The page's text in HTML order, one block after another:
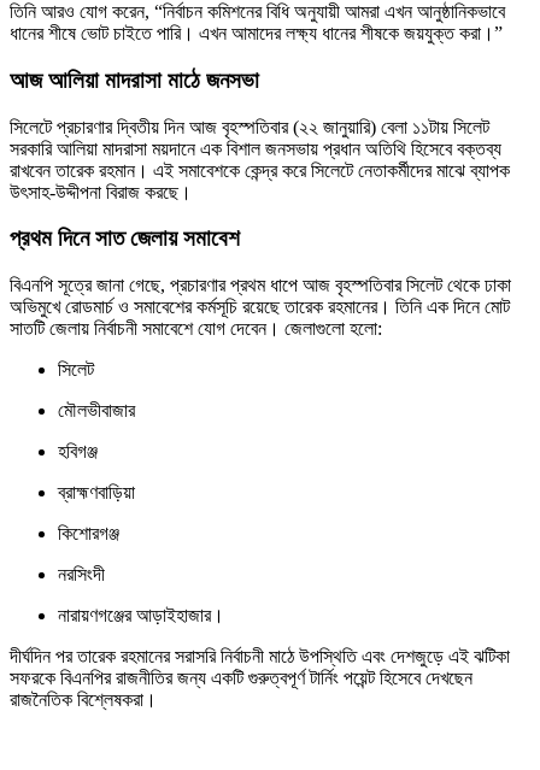
তিনি আরও যোগ করেন, “নির্বাচন কমিশনের বিধি অনুযায়ী আমরা এখন আনুষ্ঠানিকভাবে
ধানের শীষে ভোট চাইতে পারি। এখন আমাদের লক্ষ্য ধানের শীষকে জয়যুক্ত করা।”
আজ আলিয়া মাদরাসা মাঠে জনসভা
সিলেটে প্রচারণার দ্বিতীয় দিন আজ বৃহস্পতিবার (২২ জানুয়ারি) বেলা ১১টায় সিলেট
সরকারি আলিয়া মাদরাসা ময়দানে এক বিশাল জনসভায় প্রধান অতিথি হিসেবে বক্তব্য
রাখবেন তারেক রহমান। এই সমাবেশকে কেন্দ্র করে সিলেটে নেতাকর্মীদের মাঝে ব্যাপক
উৎসাহ-উদ্দীপনা বিরাজ করছে।
প্রথম দিনে সাত জেলায় সমাবেশ
বিএনপি সূত্রে জানা গেছে, প্রচারণার প্রথম ধাপে আজ বৃহস্পতিবার সিলেট থেকে ঢাকা
অভিমুখে রোডমার্চ ও সমাবেশের কর্মসূচি রয়েছে তারেক রহমানের। তিনি এক দিনে মোট
সাতটি জেলায় নির্বাচনী সমাবেশে যোগ দেবেন। জেলাগুলো হলো:
সিলেট
মৌলভীবাজার
হবিগঞ্জ
ব্রাহ্মণবাড়িয়া
কিশোরগঞ্জ
নরসিংদী
নারায়ণগঞ্জের আড়াইহাজার।
দীর্ঘদিন পর তারেক রহমানের সরাসরি নির্বাচনী মাঠে উপস্থিতি এবং দেশজুড়ে এই ঝটিকা
সফরকে বিএনপির রাজনীতির জন্য একটি গুরুত্বপূর্ণ টার্নিং পয়েন্ট হিসেবে দেখছেন
রাজনৈতিক বিশ্লেষকরা।